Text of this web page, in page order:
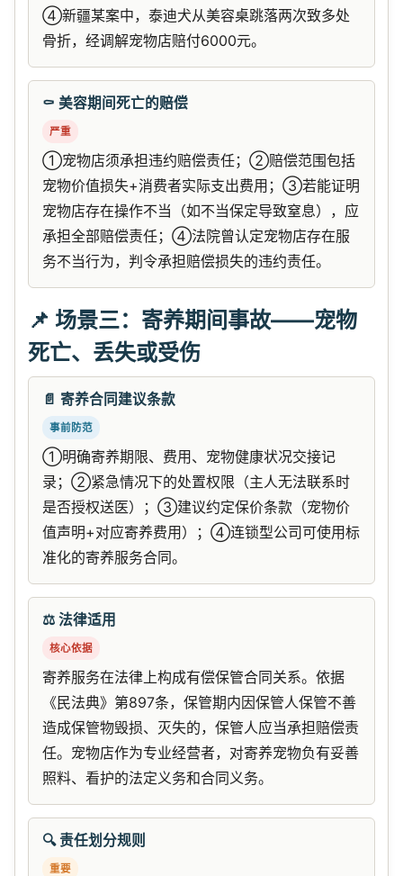
④新疆某案中，泰迪犬从美容桌跳落两次致多处
骨折，经调解宠物店赔付6000元。
⚰️ 美容期间死亡的赔偿
严重
①宠物店须承担违约赔偿责任；②赔偿范围包括
宠物价值损失+消费者实际支出费用；③若能证明
宠物店存在操作不当（如不当保定导致窒息），应
承担全部赔偿责任；④法院曾认定宠物店存在服
务不当行为，判令承担赔偿损失的违约责任。
📌 场景三：寄养期间事故——宠物
死亡、丢失或受伤
📄 寄养合同建议条款
事前防范
①明确寄养期限、费用、宠物健康状况交接记
录；②紧急情况下的处置权限（主人无法联系时
是否授权送医）；③建议约定保价条款（宠物价
值声明+对应寄养费用）；④连锁型公司可使用标
准化的寄养服务合同。
⚖️ 法律适用
核心依据
寄养服务在法律上构成有偿保管合同关系。依据
《民法典》第897条，保管期内因保管人保管不善
造成保管物毁损、灭失的，保管人应当承担赔偿责
任。宠物店作为专业经营者，对寄养宠物负有妥善
照料、看护的法定义务和合同义务。
🔍 责任划分规则
重要